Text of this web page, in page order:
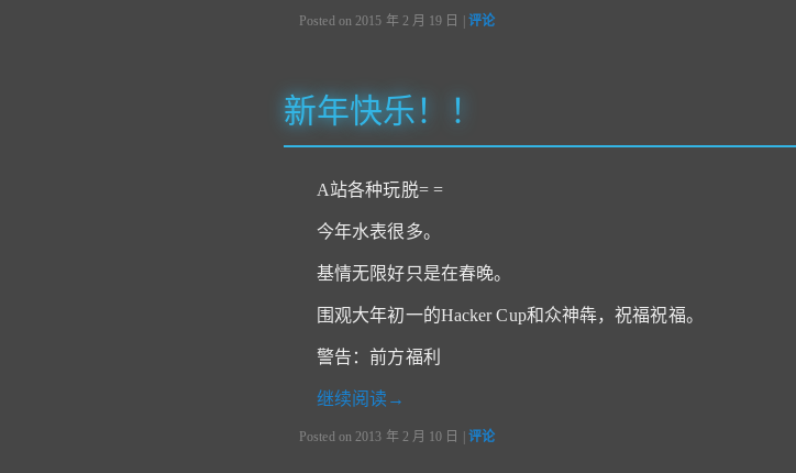
Posted on 2015 年 2 月 19 日 评论
新年快乐！！
A站各种玩脱= =
今年水表很多。
基情无限好只是在春晚。
围观大年初一的Hacker Cup和众神犇，祝福祝福。
警告：前方福利
继续阅读 →
Posted on 2013 年 2 月 10 日 评论